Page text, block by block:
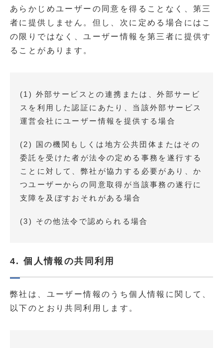
あらかじめユーザーの同意を得ることなく、第三
者に提供しません。但し、次に定める場合にはこ
の限りではなく、ユーザー情報を第三者に提供す
ることがあります。
(1) 外部サービスとの連携または、外部サービ
スを利用した認証にあたり、当該外部サービス
運営会社にユーザー情報を提供する場合
(2) 国の機関もしくは地方公共団体またはその
委託を受けた者が法令の定める事務を遂行する
ことに対して、弊社が協力する必要があり、か
つユーザーからの同意取得が当該事務の遂行に
支障を及ぼすおそれがある場合
(3) その他法令で認められる場合
4. 個人情報の共同利用
弊社は、ユーザー情報のうち個人情報に関して、
以下のとおり共同利用します。